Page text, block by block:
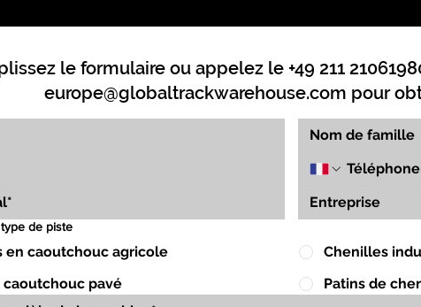
le formulaire ou appelez le +49 211
europe@globaltrackwarehouse.com pour
de piste
en caoutchouc agricole
Chenilles
caoutchouc pavé
Patins de